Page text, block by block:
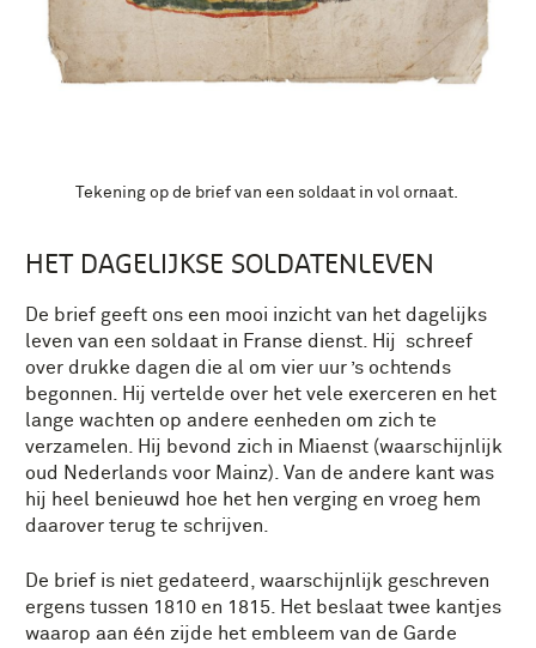
Tekening op de brief van een soldaat in vol ornaat.
HET DAGELIJKSE SOLDATENLEVEN
De brief geeft ons een mooi inzicht van het dagelijks
leven van een soldaat in Franse dienst. Hij schreef
over drukke dagen die al om vier uur ’s ochtends
begonnen. Hij vertelde over het vele exerceren en het
lange wachten op andere eenheden om zich te
verzamelen. Hij bevond zich in Miaenst (waarschijnlijk
oud Nederlands voor Mainz). Van de andere kant was
hij heel benieuwd hoe het hen verging en vroeg hem
daarover terug te schrijven.
De brief is niet gedateerd, waarschijnlijk geschreven
ergens tussen 1810 en 1815. Het beslaat twee kantjes
waarop aan één zijde het embleem van de Garde